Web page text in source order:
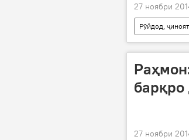
27 ноябри
Рӯйдод,
барқро
27 ноябри